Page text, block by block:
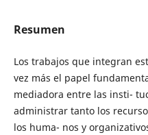
Resumen
Los trabajos que integran
vez más el papel
mediadora entre las insti-
administrar tanto los
los huma- nos y